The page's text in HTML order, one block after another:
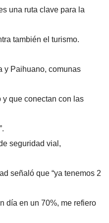
una ruta clave para la
también el turismo.
y Paihuano, comunas
que conectan con las
seguridad vial,
señaló que “ya tenemos 2
día en un 70%, me refiero